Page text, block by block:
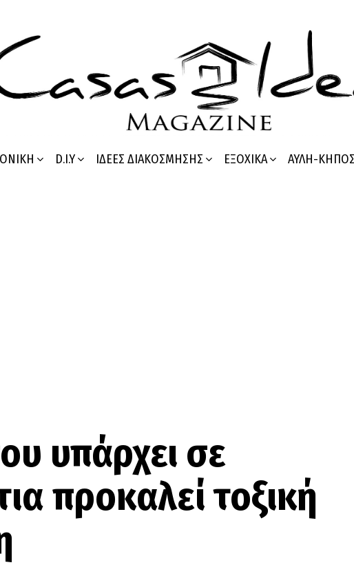
D.I.Y ΙΔΈΕΣ ΔΙΑΚΌΣΜΗΣΗΣ ΕΞΟΧΙΚΆ ΑΥΛΉ-
υπάρχει σε
προκαλεί τοξική